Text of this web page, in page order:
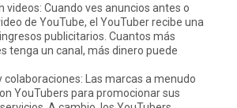
videos: Cuando ves anuncios antes o
de YouTube, el YouTuber recibe una
publicitarios. Cuantos más
tenga un canal, más dinero puede
colaboraciones: Las marcas a menudo
YouTubers para promocionar sus